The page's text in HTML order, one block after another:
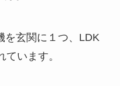
を玄関に１つ、LDK
います。